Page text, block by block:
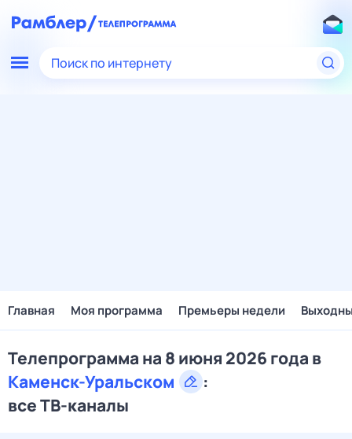
Поиск по интернету
Главная Моя программа Премьеры недели
Телепрограмма на 8 июня 2026 года в
Каменск-Уральском
:
все ТВ-каналы